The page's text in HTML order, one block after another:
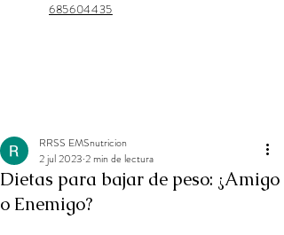
685604435
Dietas para bajar de peso: ¿Amigo
o Enemigo?
RRSS EMSnutricion
2 jul 2023 2 min de lectura